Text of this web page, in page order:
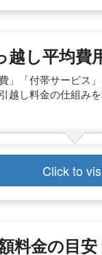
越し平均
」「付帯サービス
越し料金の仕組み
Click to
料金の目